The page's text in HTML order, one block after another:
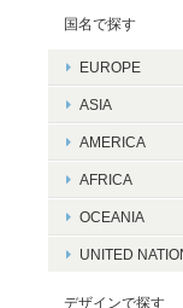
国名で探す
EUROPE
ASIA
AMERICA
AFRICA
OCEANIA
UNITED
デザインで探す